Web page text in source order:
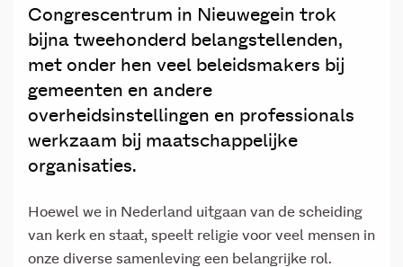
Congrescentrum in Nieuwegein trok
bijna tweehonderd belangstellenden,
met onder hen veel beleidsmakers bij
gemeenten en andere
overheidsinstellingen en professionals
werkzaam bij maatschappelijke
organisaties.
Hoewel we in Nederland uitgaan van de scheiding
van kerk en staat, speelt religie voor veel mensen in
onze diverse samenleving een belangrijke rol.